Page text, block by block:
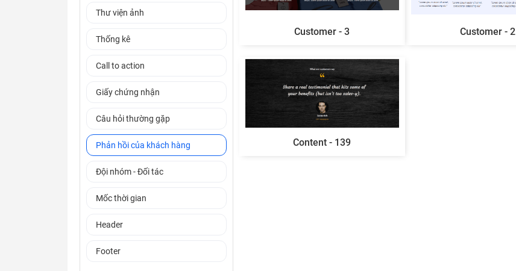
Thư viện ảnh
Thống kê
Call to action
Giấy chứng nhận
Câu hỏi thường gặp
Phản hồi của khách hàng
Đội nhóm - Đối tác
Mốc thời gian
Header
Footer
Customer - 3 Customer - 2
Content - 139